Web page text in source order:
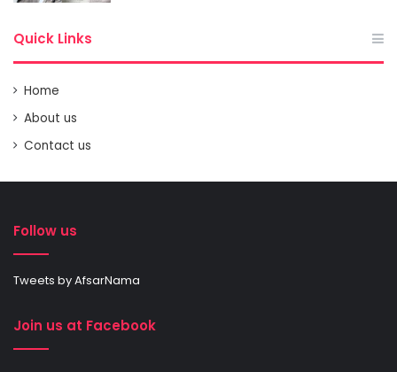
Quick Links
Home
About us
Contact us
Follow us
Tweets by AfsarNama
Join us at Facebook